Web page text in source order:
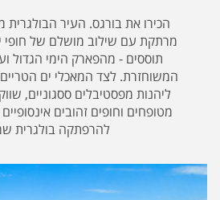
הכירו את בורגס. העיר הבולגרית
מרתקת עם שילוב מושלם של חופי
תוססים - מהפארק הימי הגדול
המשוחזרת. לצד המאכלי ים הטריים
ליהנות מפסטיבלים ססגוניים,
מטופחים וחופים זהובים
להרפתקה בולגרית